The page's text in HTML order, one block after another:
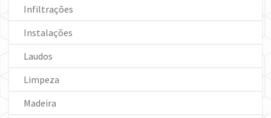
Infiltrações
Instalações
Laudos
Limpeza
Madeira